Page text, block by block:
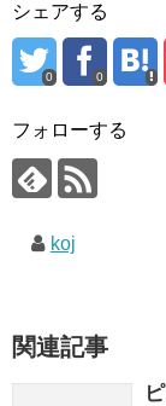
シェアする
0 0
フォローする
koj
関連記事